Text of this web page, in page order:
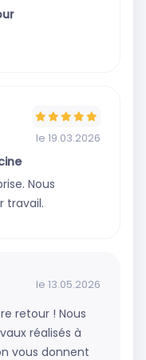
le 19.03.2026
Nous
travail.
le 13.05.2026
retour ! Nous
réalisés à
vous donnent